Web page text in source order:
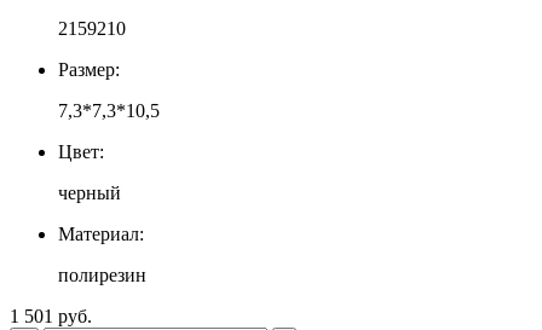
2159210
Размер:
7,3*7,3*10,5
Цвет:
черный
Материал:
полирезин
1 501 руб.